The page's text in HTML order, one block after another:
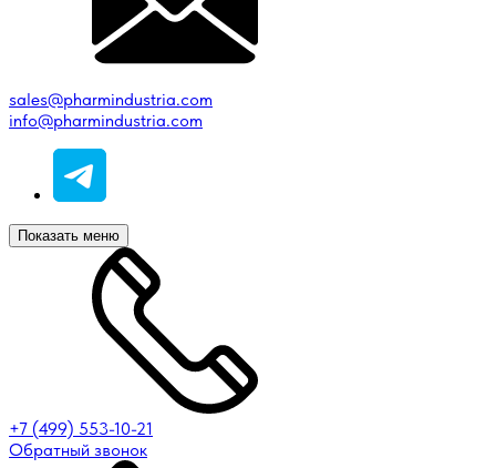
sales@pharmindustria.com
info@pharmindustria.com
Показать меню
+7 (499) 553-10-21
Обратный звонок